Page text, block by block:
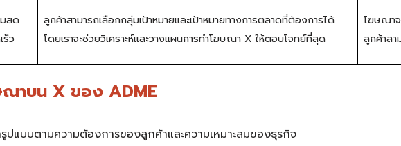
สด
ร็ว
ลูกค้าสามารถเลือกกลุ่มเป้าหมายและเป้าหมายทางการตลาดที่ต้องการได้
โดยเราจะช่วยวิเคราะห์และวางแผนการทำโฆษณา X ให้ตอบโจทย์ที่สุด
โฆษณาจ
ลูกค้าส
ณาบน X ของ ADME
ปแบบตามความต้องการของลูกค้าและความเหมาะสมของธุรกิจ